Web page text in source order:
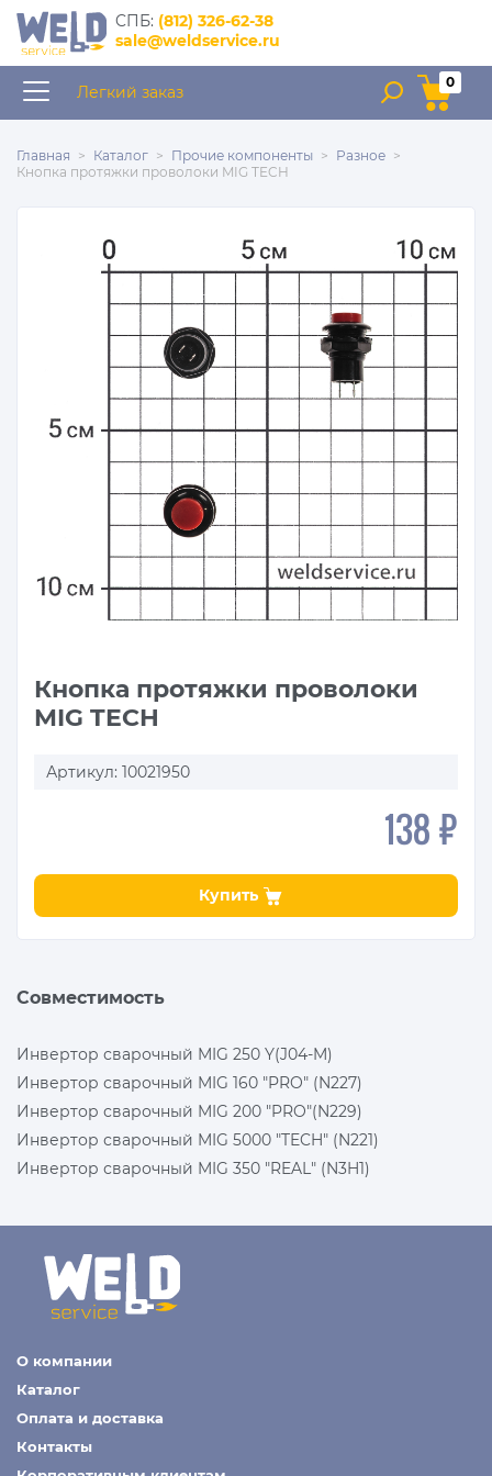
интернет–магазин
запчастей для сварочного
CПБ: (812) 326-62-38
sale@weldservice.ru
Легкий заказ
0
Главная Каталог Прочие компоненты
Разное
Кнопка протяжки проволоки MIG TECH
Кнопка протяжки проволоки
MIG TECH
Артикул: 10021950
138 ₽
Купить
Совместимость
Инвертор сварочный MIG 250 Y(J04-M)
Инвертор сварочный MIG 160 "PRO" (N227)
Инвертор сварочный MIG 200 "PRO"(N229)
Инвертор сварочный MIG 5000 "TECH" (N221)
Инвертор сварочный MIG 350 "REAL" (N3H1)
О компании
Каталог
Оплата и доставка
Контакты